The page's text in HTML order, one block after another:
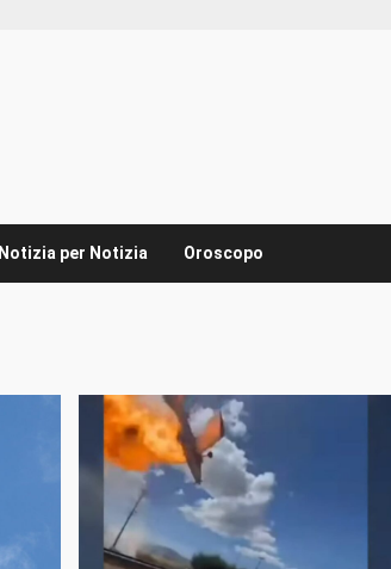
Notizia per Notizia Oroscopo